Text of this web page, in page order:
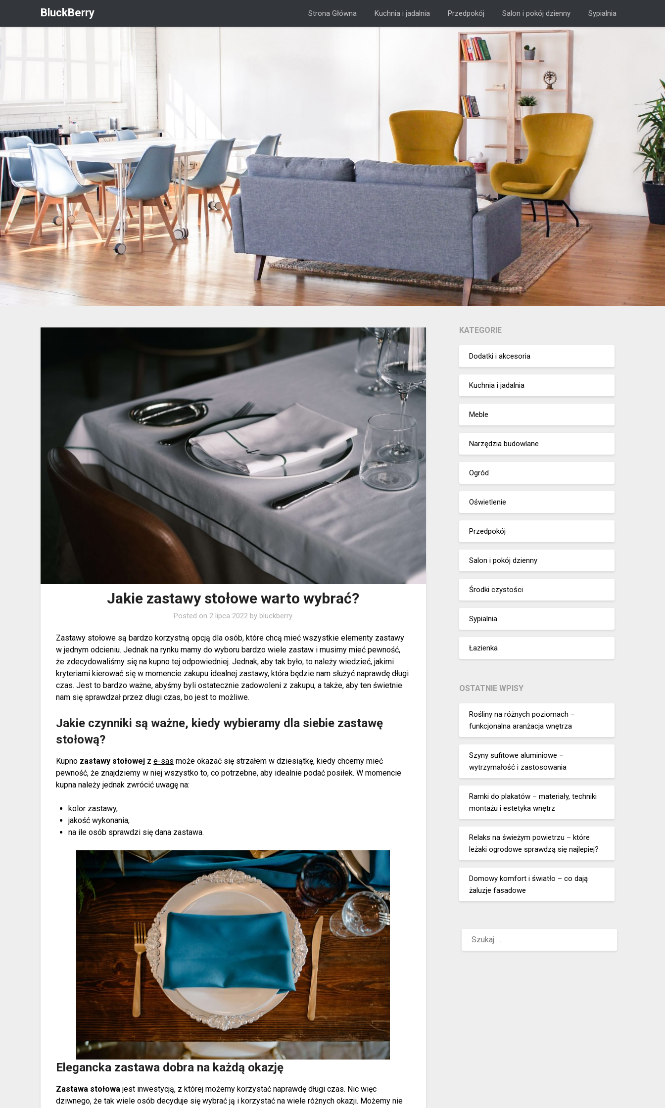
BluckBerry Strona Główna Kuchnia i jadalnia Przedpokój Salon i pokój dzienny Sypialnia
Jakie zastawy stołowe warto wybrać?
Posted on 2 lipca 2022 by bluckberry
Zastawy stołowe są bardzo korzystną opcją dla osób, które chcą mieć wszystkie elementy zastawy
w jednym odcieniu. Jednak na rynku mamy do wyboru bardzo wiele zastaw i musimy mieć pewność,
że zdecydowaliśmy się na kupno tej odpowiedniej. Jednak, aby tak było, to należy wiedzieć, jakimi
kryteriami kierować się w momencie zakupu idealnej zastawy, która będzie nam służyć naprawdę długi
czas. Jest to bardzo ważne, abyśmy byli ostatecznie zadowoleni z zakupu, a także, aby ten świetnie
nam się sprawdzał przez długi czas, bo jest to możliwe.
Jakie czynniki są ważne, kiedy wybieramy dla siebie zastawę
stołową?
Kupno zastawy stołowej ze-sas może okazać się strzałem w dziesiątkę, kiedy chcemy mieć
pewność, że znajdziemy w niej wszystko to, co potrzebne, aby idealnie podać posiłek. W momencie
kupna należy jednak zwrócić uwagę na:
kolor zastawy,
jakość wykonania,
na ile osób sprawdzi się dana zastawa.
Elegancka zastawa dobra na każdą okazję
Zastawa stołowa jest inwestycją, z której możemy korzystać naprawdę długi czas. Nic więc
dziwnego, że tak wiele osób decyduje się wybrać ją i korzystać na wiele różnych okazji. Możemy nie
KATEGORIE
Dodatki i akcesoria
Kuchnia i jadalnia
Meble
Narzędzia budowlane
Ogród
Oświetlenie
Przedpokój
Salon i pokój dzienny
Środki czystości
Sypialnia
Łazienka
OSTATNIE WPISY
Rośliny na różnych poziomach –
funkcjonalna aranżacja wnętrza
Szyny sufitowe aluminiowe –
wytrzymałość i zastosowania
Ramki do plakatów – materiały, techniki
montażu i estetyka wnętrz
Relaks na świeżym powietrzu – które
leżaki ogrodowe sprawdzą się najlepiej?
Domowy komfort i światło – co dają
żaluzje fasadowe